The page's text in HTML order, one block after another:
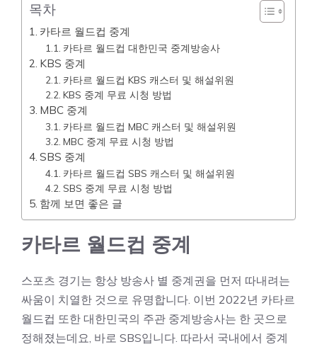
목차
카타르 월드컵 중계
카타르 월드컵 대한민국 중계방송사
KBS 중계
카타르 월드컵 KBS 캐스터 및 해설위원
KBS 중계 무료 시청 방법
MBC 중계
카타르 월드컵 MBC 캐스터 및 해설위원
MBC 중계 무료 시청 방법
SBS 중계
카타르 월드컵 SBS 캐스터 및 해설위원
SBS 중계 무료 시청 방법
함께 보면 좋은 글
카타르 월드컵 중계
스포츠 경기는 항상 방송사 별 중계권을 먼저 따내려는
싸움이 치열한 것으로 유명합니다. 이번 2022년 카타르
월드컵 또한 대한민국의 주관 중계방송사는 한 곳으로
정해졌는데요, 바로 SBS입니다. 따라서 국내에서 중계